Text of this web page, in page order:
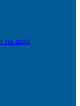
na autá